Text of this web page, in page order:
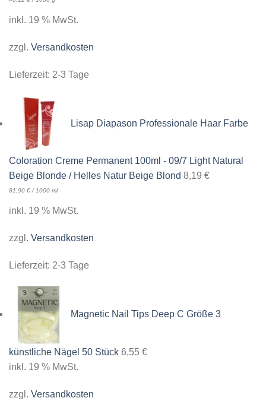
inkl. 19 % MwSt.
zzgl. Versandkosten
Lieferzeit: 2-3 Tage
Lisap Diapason Professionale Haar Farbe
Coloration Creme Permanent 100ml - 09/7 Light Natural
Beige Blonde / Helles Natur Beige Blond 8,19 €
81,90 €/1000 ml
inkl. 19 % MwSt.
zzgl. Versandkosten
Lieferzeit: 2-3 Tage
Magnetic Nail Tips Deep C Größe 3
künstliche Nägel 50 Stück 6,55 €
inkl. 19 % MwSt.
zzgl. Versandkosten